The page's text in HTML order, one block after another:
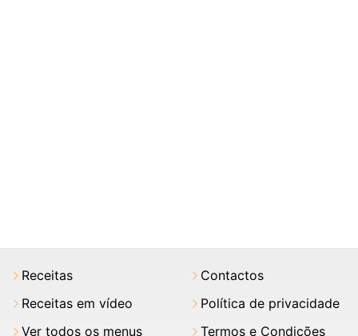
Receitas
Receitas em vídeo
Ver todos os menus
Contactos
Política de privacidade
Termos e Condições